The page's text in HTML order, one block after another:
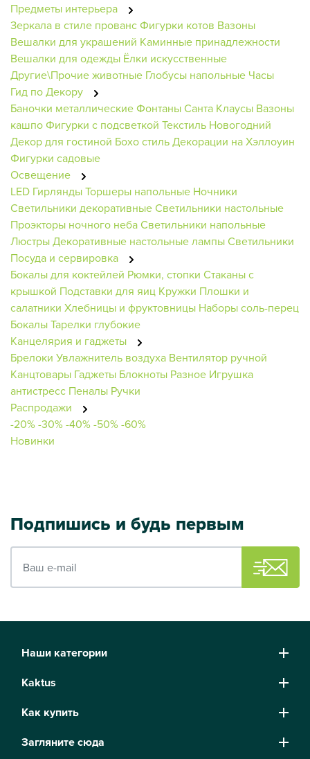
Предметы интерьера
Зеркала в стиле провансФигурки котов Вазоны
Вешалки для украшений Каминные принадлежности
Вешалки для одежды Ёлки искусственные
Другие\Прочие животные Глобусы напольные Часы
Гид по Декору
Баночки металлическиеФонтаныСанта Клаусы Вазоны
кашпоФигурки с подсветкой Текстиль Новогодний
Декор для гостиной Бохо стильДекорации на Хэллоуин
Фигурки садовые
Освещение
LED ГирляндыТоршеры напольные Ночники
Светильники декоративныеСветильники настольные
Проэкторы ночного небаСветильники напольные
ЛюстрыДекоративные настольные лампыСветильники
Посуда и сервировка
Бокалы для коктейлей Рюмки, стопки Стаканы с
крышкой Подставки для яиц Кружки Плошки и
салатники Хлебницы и фруктовницы Наборы соль-перец
БокалыТарелки глубокие
Канцелярия и гаджеты
Брелоки Увлажнитель воздуха Вентилятор ручной
Канцтовары Гаджеты Блокноты Разное Игрушка
антистресс Пеналы Ручки
Распродажи
-20%-30%-40%-50%-60%
Новинки
Подпишись и будь первым
Наши категории
Kaktus
Как купить
Загляните сюда